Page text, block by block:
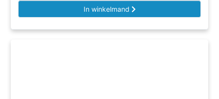
In winkelmand